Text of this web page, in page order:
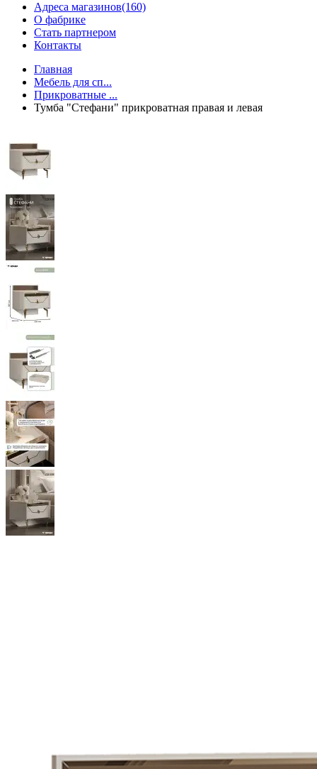
Адреса магазинов(160)
О фабрике
Стать партнером
Контакты
Главная
Мебель для сп...
Прикроватные ...
Тумба "Стефани" прикроватная правая и левая